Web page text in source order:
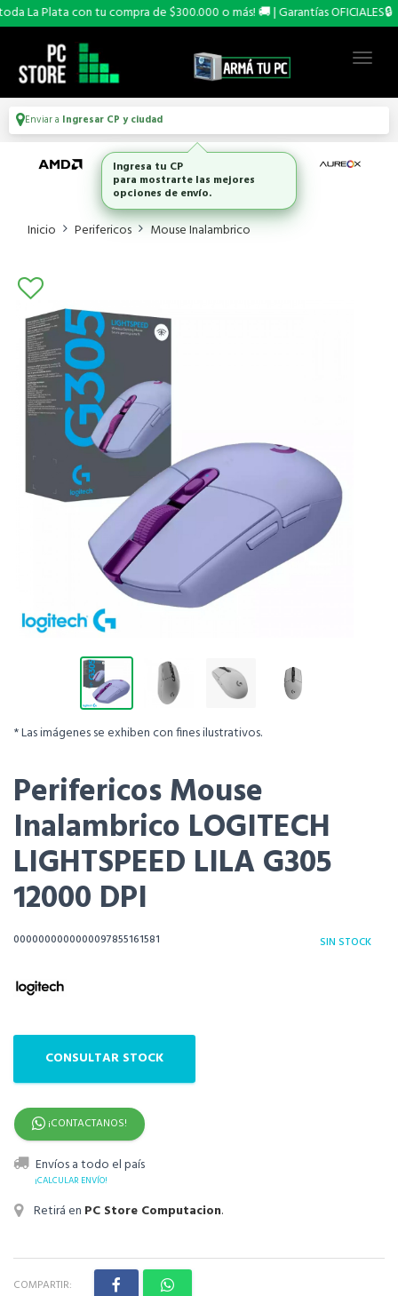
La Plata con tu compra de $300.000 o más! 🚚 | Garantías OFICIALES🔒
Enviar a Ingresar CP y ciudad
Inicio Perifericos Mouse Inalambrico
* Las imágenes se exhiben con fines ilustrativos.
Perifericos Mouse
Inalambrico LOGITECH
LIGHTSPEED LILA G305
12000 DPI
0000000000000097855161581 SIN STOCK
CONSULTAR STOCK
¡CONTACTANOS!
Envíos a todo el país
¡CALCULAR ENVÍO!
Retirá en PC Store Computacion.
COMPARTIR:
Ingresa tu CP
para mostrarte las mejores
opciones de envío.